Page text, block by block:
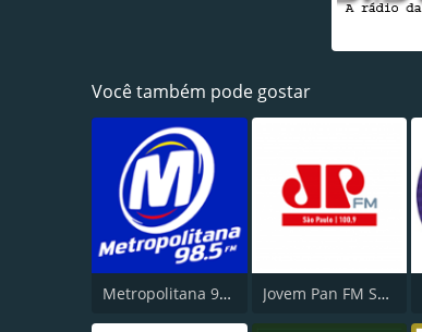
Você também pode gostar
Metropolitana 98.5 FM Jovem Pan FM São Paulo